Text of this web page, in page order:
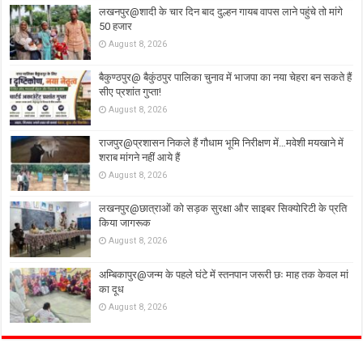
लखनपुर@शादी के चार दिन बाद दुल्हन गायब वापस लाने पहुंचे तो मांगे
50 हजार
August 8, 2026
बैकुण्ठपुर@ बैकुंठपुर पालिका चुनाव में भाजपा का नया चेहरा बन सकते हैं
सीए प्रशांत गुप्ता!
August 8, 2026
राजपुर@प्रशासन निकले हैं गौधाम भूमि निरीक्षण में…मवेशी मयखाने में
शराब मांगने नहीं आये हैं
August 8, 2026
लखनपुर@छात्राओं को सड़क सुरक्षा और साइबर सिक्योरिटी के प्रति
किया जागरूक
August 8, 2026
अम्बिकापुर@जन्म के पहले घंटे में स्तनपान जरूरी छः माह तक केवल मां
का दूध
August 8, 2026